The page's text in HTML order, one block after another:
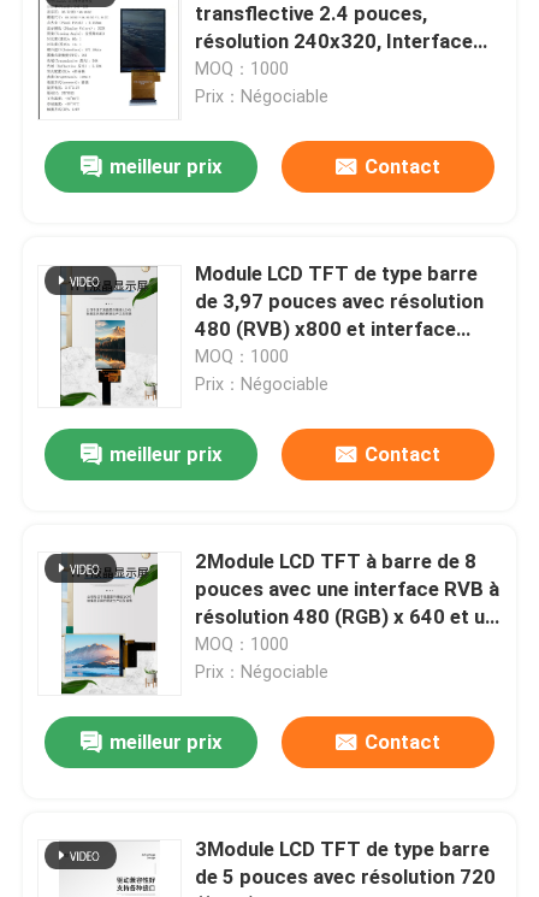
Visite d'usine
Contrôle de qualité
Contactez-nous
Demandez une citation
Affichage d'affichage à cristaux liquides TFT
ecran couleur de tft
module amoled d'affichage
Micro OLED Affichage
Affichage TFT carré
transflective 2.4 pouces,
résolution 240x320, Interface
SPI 16bir, IC de conduite
ST7701S, TOUTES les heures, G
MOQ：1000
Prix：Négociable
meilleur prix Contact
Module LCD TFT de type barre
de 3,97 pouces avec résolution
480 (RVB) x800 et interface
MIPI
MOQ：1000
Prix：Négociable
meilleur prix Contact
2Module LCD TFT à barre de 8
pouces avec une interface RVB à
résolution 480 (RGB) x 640 et un
circuit intégré de conduite
ST7701S
MOQ：1000
Prix：Négociable
meilleur prix Contact
3Module LCD TFT de type barre
de 5 pouces avec résolution 720